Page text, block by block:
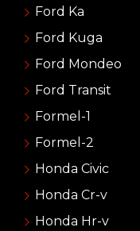
Ford Ka
Ford Kuga
Ford Mondeo
Ford Transit
Formel-1
Formel-2
Honda Civic
Honda Cr-v
Honda Hr-v